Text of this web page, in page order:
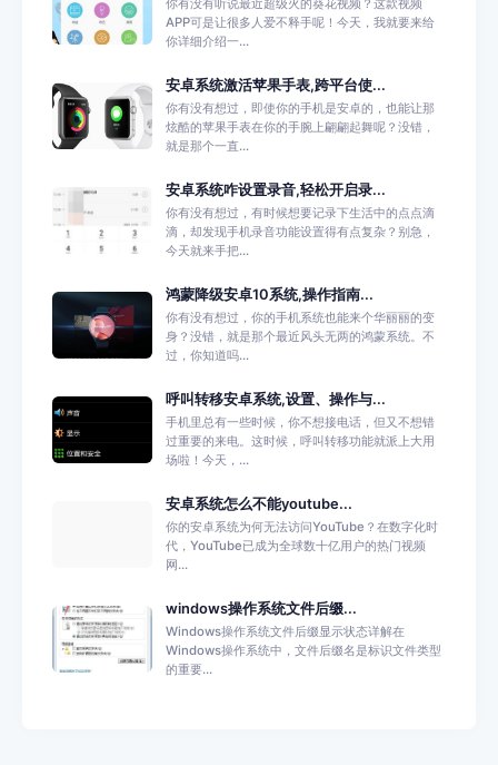
你有没有听说最近超级火的葵花视频？这款视频
APP可是让很多人爱不释手呢！今天，我就要来给
你详细介绍一...
安卓系统激活苹果手表,跨平台使...
你有没有想过，即使你的手机是安卓的，也能让那
炫酷的苹果手表在你的手腕上翩翩起舞呢？没错，
就是那个一直...
安卓系统咋设置录音,轻松开启录...
你有没有想过，有时候想要记录下生活中的点点滴
滴，却发现手机录音功能设置得有点复杂？别急，
今天就来手把...
鸿蒙降级安卓10系统,操作指南...
你有没有想过，你的手机系统也能来个华丽丽的变
身？没错，就是那个最近风头无两的鸿蒙系统。不
过，你知道吗...
呼叫转移安卓系统,设置、操作与...
手机里总有一些时候，你不想接电话，但又不想错
过重要的来电。这时候，呼叫转移功能就派上大用
场啦！今天，...
安卓系统怎么不能youtube...
你的安卓系统为何无法访问YouTube？在数字化时
代，YouTube已成为全球数十亿用户的热门视频
网...
windows操作系统文件后缀...
Windows操作系统文件后缀显示状态详解在
Windows操作系统中，文件后缀名是标识文件类型
的重要...